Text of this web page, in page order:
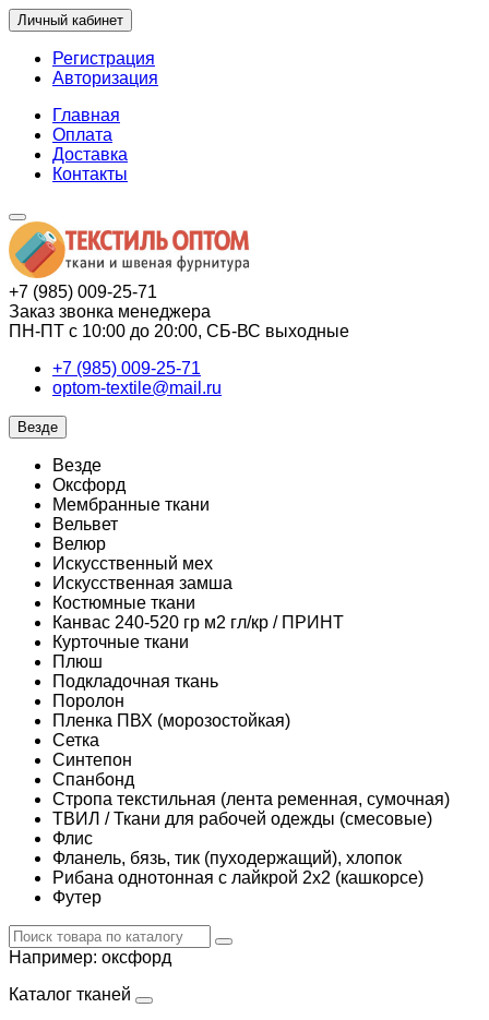
Личный кабинет
Регистрация
Авторизация
Главная
Оплата
Доставка
Контакты
+7 (985) 009-25-71
Заказ звонка менеджера
ПН-ПТ с 10:00 до 20:00, СБ-ВС выходные
+7 (985) 009-25-71
optom-textile@mail.ru
Везде
Везде
Оксфорд
Мембранные ткани
Вельвет
Велюр
Искусственный мех
Искусственная замша
Костюмные ткани
Канвас 240-520 гр м2 гл/кр / ПРИНТ
Курточные ткани
Плюш
Подкладочная ткань
Поролон
Пленка ПВХ (морозостойкая)
Сетка
Синтепон
Спанбонд
Стропа текстильная (лента ременная, сумочная)
ТВИЛ / Ткани для рабочей одежды (смесовые)
Флис
Фланель, бязь, тик (пуходержащий), хлопок
Рибана однотонная с лайкрой 2х2 (кашкорсе)
Футер
Например: оксфорд
Каталог тканей